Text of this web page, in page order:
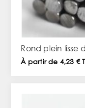
Rond plein lisse
À partir de 4,23 €